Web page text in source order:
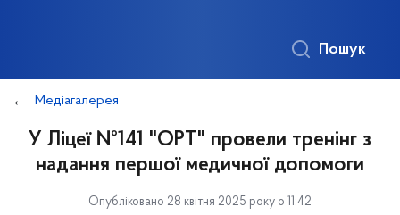
Пошук
Медіагалерея
У Ліцеї №141 "ОРТ" провели тренінг з
надання першої медичної допомоги
Опубліковано 28 квітня 2025 року о 11:42